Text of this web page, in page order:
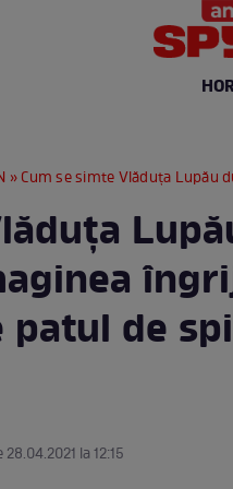
» Cum se simte Vlăduța Lupău după ce s-a internat. Imaginea
patul de
la 12:15